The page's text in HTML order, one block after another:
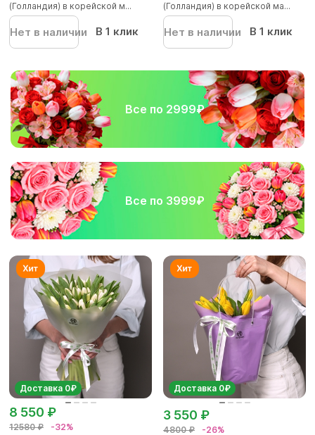
(Голландия) в корейской м...
Нет в наличии В 1 клик
(Голландия) в корейской ма...
Нет в наличии В 1 клик
Все по 2999₽
Все по 3999₽
Доставка 0₽
12580 ₽ -32%
8 550 ₽
Доставка 0₽
4800 ₽ -26%
3 550 ₽